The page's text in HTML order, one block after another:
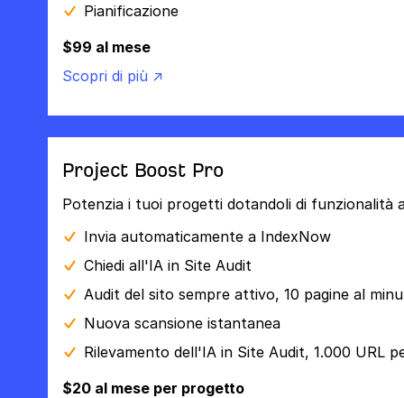
Pianificazione
$99 al mese
Scopri di più ↗
Project Boost Pro
Potenzia i tuoi progetti dotandoli di funzionalità
Invia automaticamente a IndexNow
Chiedi all'IA in Site Audit
Audit del sito sempre attivo, 10 pagine al
Nuova scansione istantanea
Rilevamento dell'IA in Site Audit, 1.000 URL
$20 al mese per progetto